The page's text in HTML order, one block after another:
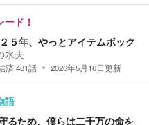
ード！
５年、やっとアイテムボック
水夫
済481話 2026年5月16日更新
語
るため、僕らは二千万の命を